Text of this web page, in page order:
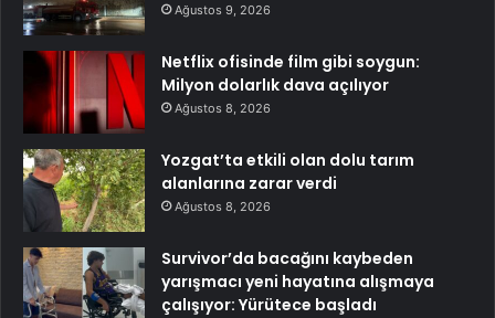
Ağustos 9, 2026
Netflix ofisinde film gibi soygun:
Milyon dolarlık dava açılıyor
Ağustos 8, 2026
Yozgat’ta etkili olan dolu tarım
alanlarına zarar verdi
Ağustos 8, 2026
Survivor’da bacağını kaybeden
yarışmacı yeni hayatına alışmaya
çalışıyor: Yürütece başladı